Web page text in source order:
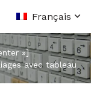
Français
»]
avec tableau